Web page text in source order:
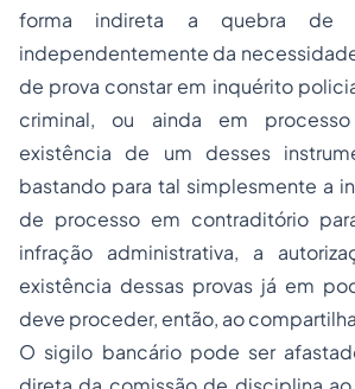
forma indireta a quebra de
independentemente da
de prova constar em inquérito
criminal, ou ainda em
existência de um desses
bastando para tal simplesmente a
de processo em contraditório
infração administrativa, a
existência dessas provas já em
deve proceder, então, ao
O sigilo bancário pode ser